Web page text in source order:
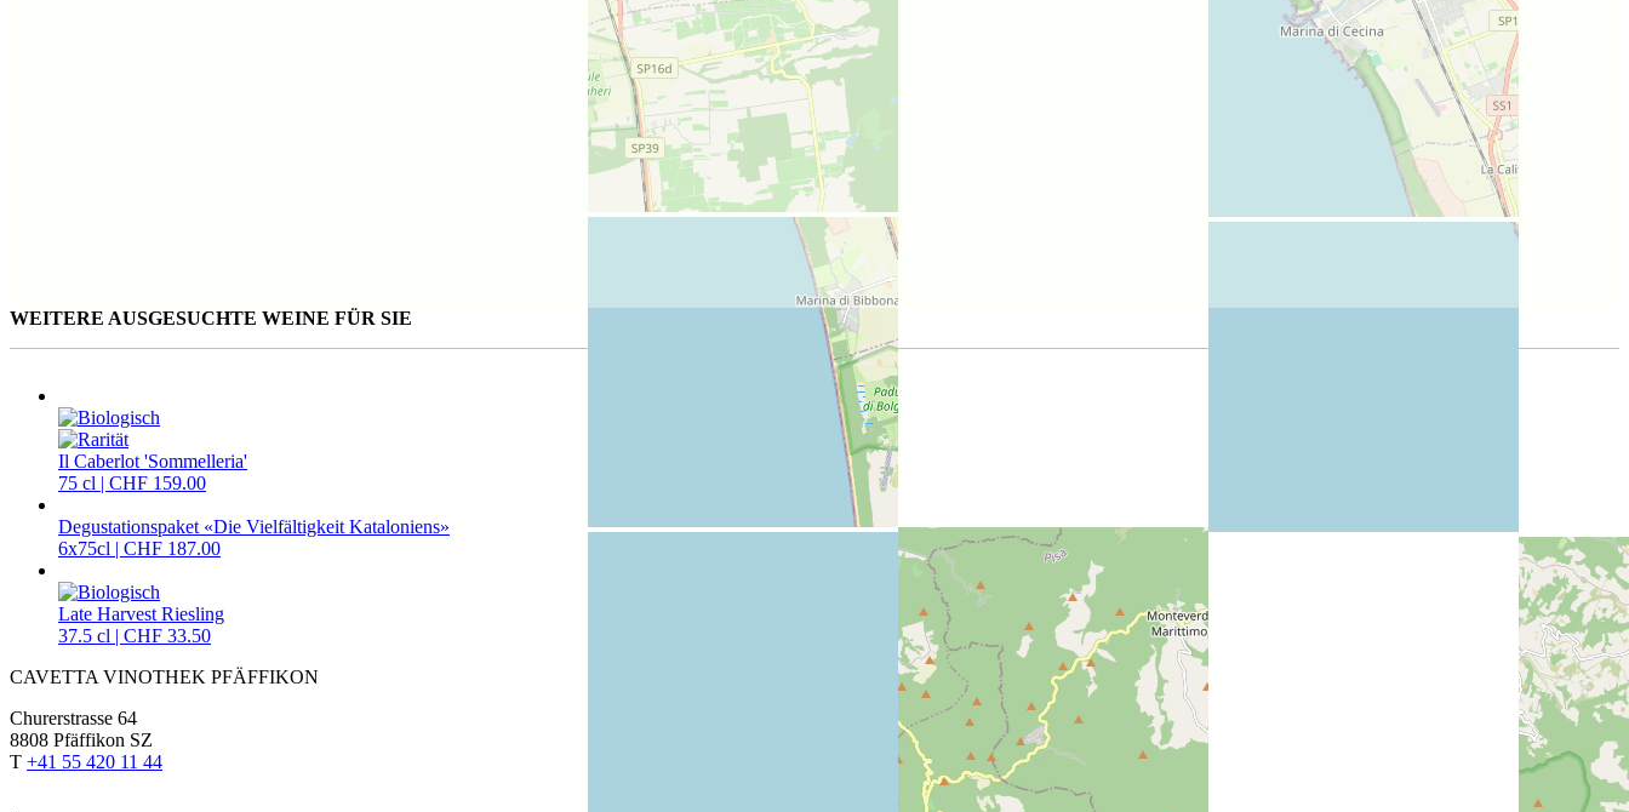
WEITERE AUSGESUCHTE WEINE FÜR SIE
Il Caberlot 'Sommelleria'
75 cl | CHF 159.00
Degustationspaket «Die Vielfältigkeit Kataloniens»
6x75cl | CHF 187.00
Late Harvest Riesling
37.5 cl | CHF 33.50
CAVETTA VINOTHEK PFÄFFIKON
Churerstrasse 64
8808 Pfäffikon SZ
T +41 55 420 11 44